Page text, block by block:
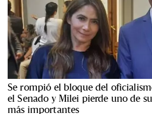
Se rompió el bloque del
el Senado y Milei pierde uno de
más importantes